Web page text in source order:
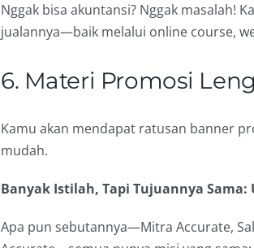
Nggak bisa akuntansi? Nggak masalah!
jualannya—baik melalui online course,
6. Materi Promosi
Kamu akan mendapat ratusan banner
mudah.
Banyak Istilah, Tapi Tujuannya Sama:
Apa pun sebutannya—Mitra Accurate,